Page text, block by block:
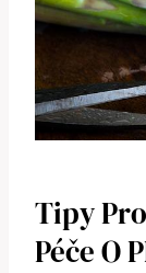
Tipy
Péče O